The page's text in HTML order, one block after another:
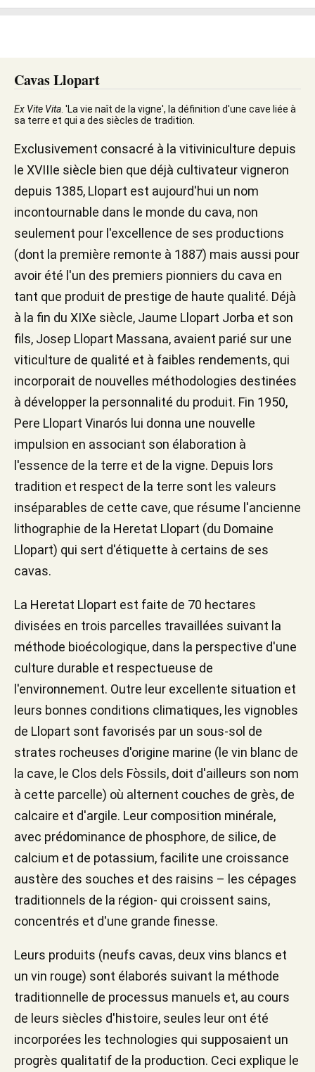
Cavas Llopart
Ex Vite Vita . 'La vie naît de la vigne', la définition d'une cave liée à
sa terre et qui a des siècles de tradition.
Exclusivement consacré à la vitiviniculture depuis
le XVIIIe siècle bien que déjà cultivateur vigneron
depuis 1385, Llopart est aujourd'hui un nom
incontournable dans le monde du cava, non
seulement pour l'excellence de ses productions
(dont la première remonte à 1887) mais aussi pour
avoir été l'un des premiers pionniers du cava en
tant que produit de prestige de haute qualité. Déjà
à la fin du XIXe siècle, Jaume Llopart Jorba et son
fils, Josep Llopart Massana, avaient parié sur une
viticulture de qualité et à faibles rendements, qui
incorporait de nouvelles méthodologies destinées
à développer la personnalité du produit. Fin 1950,
Pere Llopart Vinarós lui donna une nouvelle
impulsion en associant son élaboration à
l'essence de la terre et de la vigne. Depuis lors
tradition et respect de la terre sont les valeurs
inséparables de cette cave, que résume l'ancienne
lithographie de la Heretat Llopart (du Domaine
Llopart) qui sert d'étiquette à certains de ses
cavas.
La Heretat Llopart est faite de 70 hectares
divisées en trois parcelles travaillées suivant la
méthode bioécologique, dans la perspective d'une
culture durable et respectueuse de
l'environnement. Outre leur excellente situation et
leurs bonnes conditions climatiques, les vignobles
de Llopart sont favorisés par un sous-sol de
strates rocheuses d'origine marine (le vin blanc de
la cave, le Clos dels Fòssils, doit d'ailleurs son nom
à cette parcelle) où alternent couches de grès, de
calcaire et d'argile. Leur composition minérale,
avec prédominance de phosphore, de silice, de
calcium et de potassium, facilite une croissance
austère des souches et des raisins – les cépages
traditionnels de la région- qui croissent sains,
concentrés et d'une grande finesse.
Leurs produits (neufs cavas, deux vins blancs et
un vin rouge) sont élaborés suivant la méthode
traditionnelle de processus manuels et, au cours
de leurs siècles d'histoire, seules leur ont été
incorporées les technologies qui supposaient un
progrès qualitatif de la production. Ceci explique le